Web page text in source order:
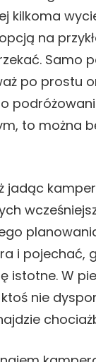
kilkoma
na
Samo
po prostu
to można
jadąc
i pojechać,
W
nie